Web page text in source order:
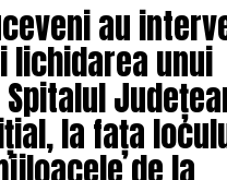
au
lichidarea unui
la fața